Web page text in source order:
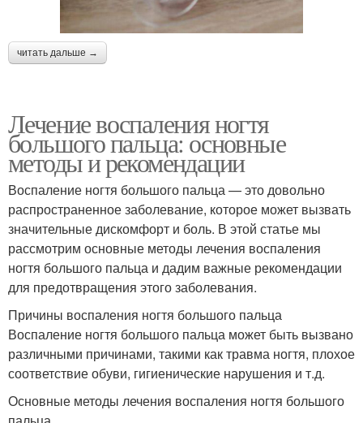
читать дальше →
Лечение воспаления ногтя
большого пальца: основные
методы и рекомендации
Воспаление ногтя большого пальца — это довольно
распространенное заболевание, которое может вызвать
значительные дискомфорт и боль. В этой статье мы
рассмотрим основные методы лечения воспаления
ногтя большого пальца и дадим важные рекомендации
для предотвращения этого заболевания.
Причины воспаления ногтя большого пальца
Воспаление ногтя большого пальца может быть вызвано
различными причинами, такими как травма ногтя, плохое
соответствие обуви, гигиенические нарушения и т.д.
Основные методы лечения воспаления ногтя большого